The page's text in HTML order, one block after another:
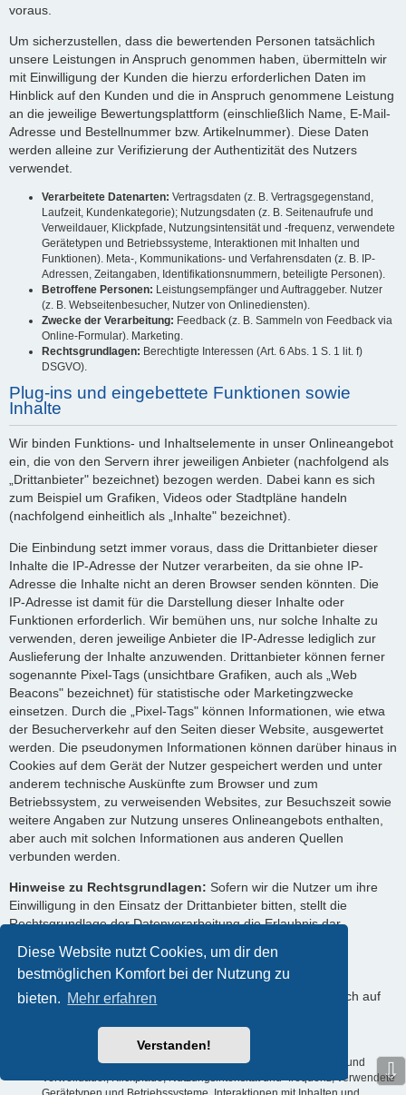
Diese Website nutzt Cookies, um dir den
bestmöglichen Komfort bei der Nutzung zu
bieten. Mehr erfahren
Verstanden!
voraus.
Um sicherzustellen, dass die bewertenden Personen tatsächlich
unsere Leistungen in Anspruch genommen haben, übermitteln wir
mit Einwilligung der Kunden die hierzu erforderlichen Daten im
Hinblick auf den Kunden und die in Anspruch genommene Leistung
an die jeweilige Bewertungsplattform (einschließlich Name, E-Mail-
Adresse und Bestellnummer bzw. Artikelnummer). Diese Daten
werden alleine zur Verifizierung der Authentizität des Nutzers
verwendet.
Verarbeitete Datenarten: Vertragsdaten (z. B. Vertragsgegenstand,
Laufzeit, Kundenkategorie); Nutzungsdaten (z. B. Seitenaufrufe und
Verweildauer, Klickpfade, Nutzungsintensität und -frequenz, verwendete
Gerätetypen und Betriebssysteme, Interaktionen mit Inhalten und
Funktionen). Meta-, Kommunikations- und Verfahrensdaten (z. B. IP-
Adressen, Zeitangaben, Identifikationsnummern, beteiligte Personen).
Betroffene Personen: Leistungsempfänger und Auftraggeber. Nutzer
(z. B. Webseitenbesucher, Nutzer von Onlinediensten).
Zwecke der Verarbeitung: Feedback (z. B. Sammeln von Feedback via
Online-Formular). Marketing.
Rechtsgrundlagen: Berechtigte Interessen (Art. 6 Abs. 1 S. 1 lit. f)
DSGVO).
Plug-ins und eingebettete Funktionen sowie
Inhalte
Wir binden Funktions- und Inhaltselemente in unser Onlineangebot
ein, die von den Servern ihrer jeweiligen Anbieter (nachfolgend als
„Drittanbieter" bezeichnet) bezogen werden. Dabei kann es sich
zum Beispiel um Grafiken, Videos oder Stadtpläne handeln
(nachfolgend einheitlich als „Inhalte" bezeichnet).
Die Einbindung setzt immer voraus, dass die Drittanbieter dieser
Inhalte die IP-Adresse der Nutzer verarbeiten, da sie ohne IP-
Adresse die Inhalte nicht an deren Browser senden könnten. Die
IP-Adresse ist damit für die Darstellung dieser Inhalte oder
Funktionen erforderlich. Wir bemühen uns, nur solche Inhalte zu
verwenden, deren jeweilige Anbieter die IP-Adresse lediglich zur
Auslieferung der Inhalte anzuwenden. Drittanbieter können ferner
sogenannte Pixel-Tags (unsichtbare Grafiken, auch als „Web
Beacons" bezeichnet) für statistische oder Marketingzwecke
einsetzen. Durch die „Pixel-Tags" können Informationen, wie etwa
der Besucherverkehr auf den Seiten dieser Website, ausgewertet
werden. Die pseudonymen Informationen können darüber hinaus in
Cookies auf dem Gerät der Nutzer gespeichert werden und unter
anderem technische Auskünfte zum Browser und zum
Betriebssystem, zu verweisenden Websites, zur Besuchszeit sowie
weitere Angaben zur Nutzung unseres Onlineangebots enthalten,
aber auch mit solchen Informationen aus anderen Quellen
verbunden werden.
Hinweise zu Rechtsgrundlagen: Sofern wir die Nutzer um ihre
Einwilligung in den Einsatz der Drittanbieter bitten, stellt die
Rechtsgrundlage der Datenverarbeitung die Erlaubnis dar.
berechtigten Interessen (d. h. Interesse an effizienten,
wirtschaftlichen und empfängerfreundlichen Leistungen)
verarbeitet. In diesem Zusammenhang möchten wir Sie auch auf
Datenschutzerklärung hinweisen.
Verarbeitete Datenarten:Nutzungsdaten (z. B. Seitenaufrufe und
Verweildauer, Klickpfade, Nutzungsintensität und -frequenz, verwendete
⇩